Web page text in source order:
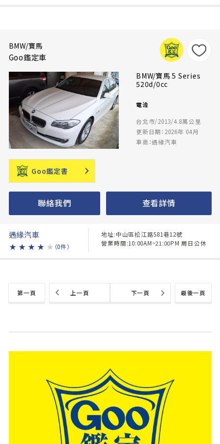
BMW/寶馬
Goo鑑定車
BMW/寶馬 5 Series
520d/0cc
電洽
台北市/2013/4.8萬公里
更新日期：2026年 04月
車商：遇緣汽車
Goo鑑定書
聯絡我們 查看詳情
遇緣汽車
★ ★ ★ ★ ★ （0件）
地址:中山區松江路581巷12號
營業時間:10:00AM~21:00PM 周日公休
第一頁 最後一頁
上一頁 下一頁